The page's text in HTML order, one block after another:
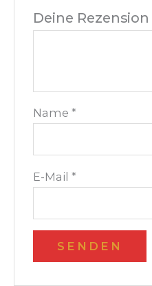
Deine Rezension
Name*
E-Mail*